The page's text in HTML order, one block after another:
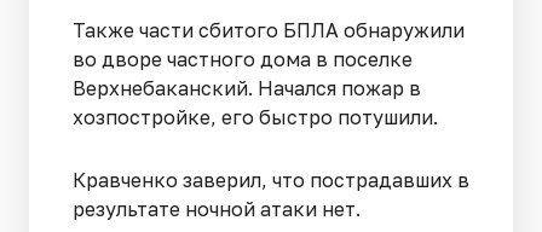
Также части сбитого БПЛА обнаружили
во дворе частного дома в поселке
Верхнебаканский. Начался пожар в
хозпостройке, его быстро потушили.
Кравченко заверил, что пострадавших в
результате ночной атаки нет.